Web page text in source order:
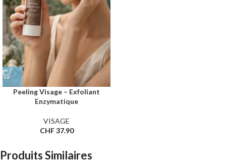
Peeling Visage – Exfoliant
Enzymatique
VISAGE
CHF37.90
Produits Similaires